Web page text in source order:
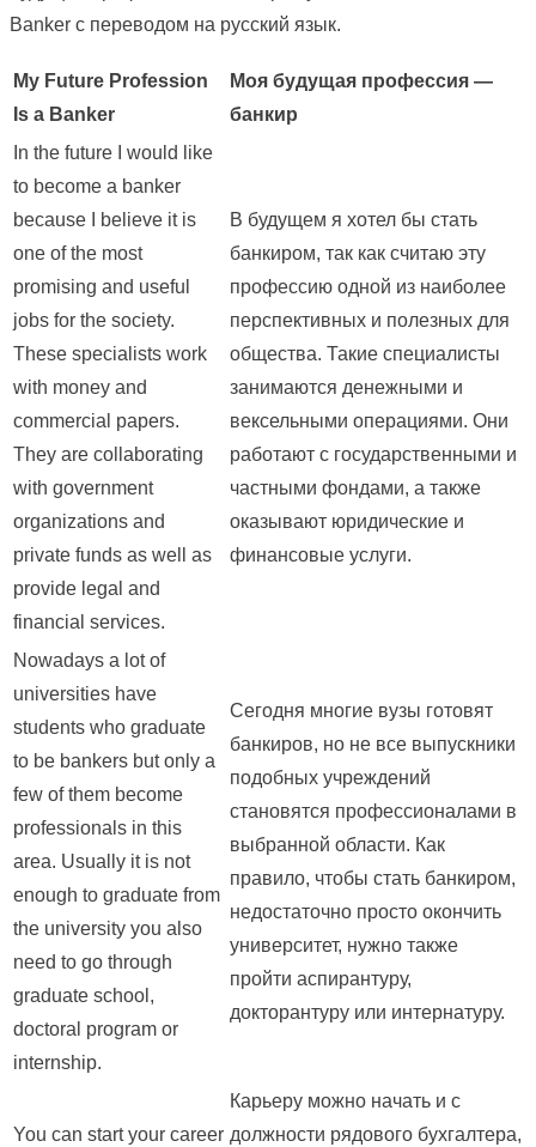
Banker с переводом на русский язык.
My Future Profession
Is a Banker
Моя будущая профессия —
банкир
In the future I would like
to become a banker
because I believe it is
one of the most
promising and useful
jobs for the society.
These specialists work
with money and
commercial papers.
They are collaborating
with government
organizations and
private funds as well as
provide legal and
financial services.
В будущем я хотел бы стать
банкиром, так как считаю эту
профессию одной из наиболее
перспективных и полезных для
общества. Такие специалисты
занимаются денежными и
вексельными операциями. Они
работают с государственными и
частными фондами, а также
оказывают юридические и
финансовые услуги.
Nowadays a lot of
universities have
students who graduate
to be bankers but only a
few of them become
professionals in this
area. Usually it is not
enough to graduate from
the university you also
need to go through
graduate school,
doctoral program or
internship.
Сегодня многие вузы готовят
банкиров, но не все выпускники
подобных учреждений
становятся профессионалами в
выбранной области. Как
правило, чтобы стать банкиром,
недостаточно просто окончить
университет, нужно также
пройти аспирантуру,
докторантуру или интернатуру.
You can start your career
Карьеру можно начать и с
должности рядового бухгалтера,